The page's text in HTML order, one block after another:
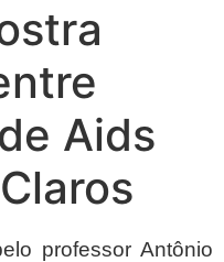
Aids
professor Antônio